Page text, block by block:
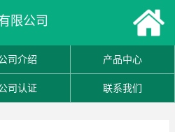
限公司
司介绍 产品中心
司认证 联系我们